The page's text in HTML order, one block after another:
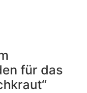
für das